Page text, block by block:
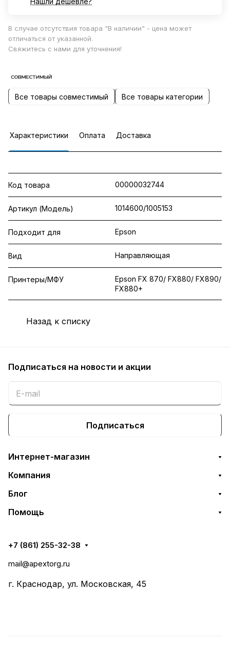
В случае отсутствия товара "В наличии" - цена может
отличаться от указанной.
Свяжитесь с нами для уточнения!
Все товары совместимый Все товары категории
Характеристики Оплата Доставка
Код товара 00000032744
Артикул (Модель) 1014600/1005153
Подходит для Epson
Вид Направляющая
Принтеры/МФУ
Epson FX 870/ FX880/ FX890/
FX880+
Назад к списку
Подписаться на новости и акции
Подписаться
Интернет-магазин
Компания
Блог
Помощь
+7 (861) 255-32-38
mail@apextorg.ru
г. Краснодар, ул. Московская, 45